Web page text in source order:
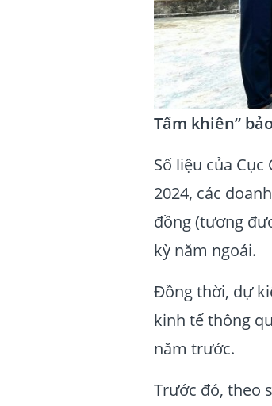
Tấm khiên”
Số liệu của
2024, các
đồng (tương
kỳ năm ngoái.
Đồng thời, dự
kinh tế thông
năm trước.
Trước đó, theo